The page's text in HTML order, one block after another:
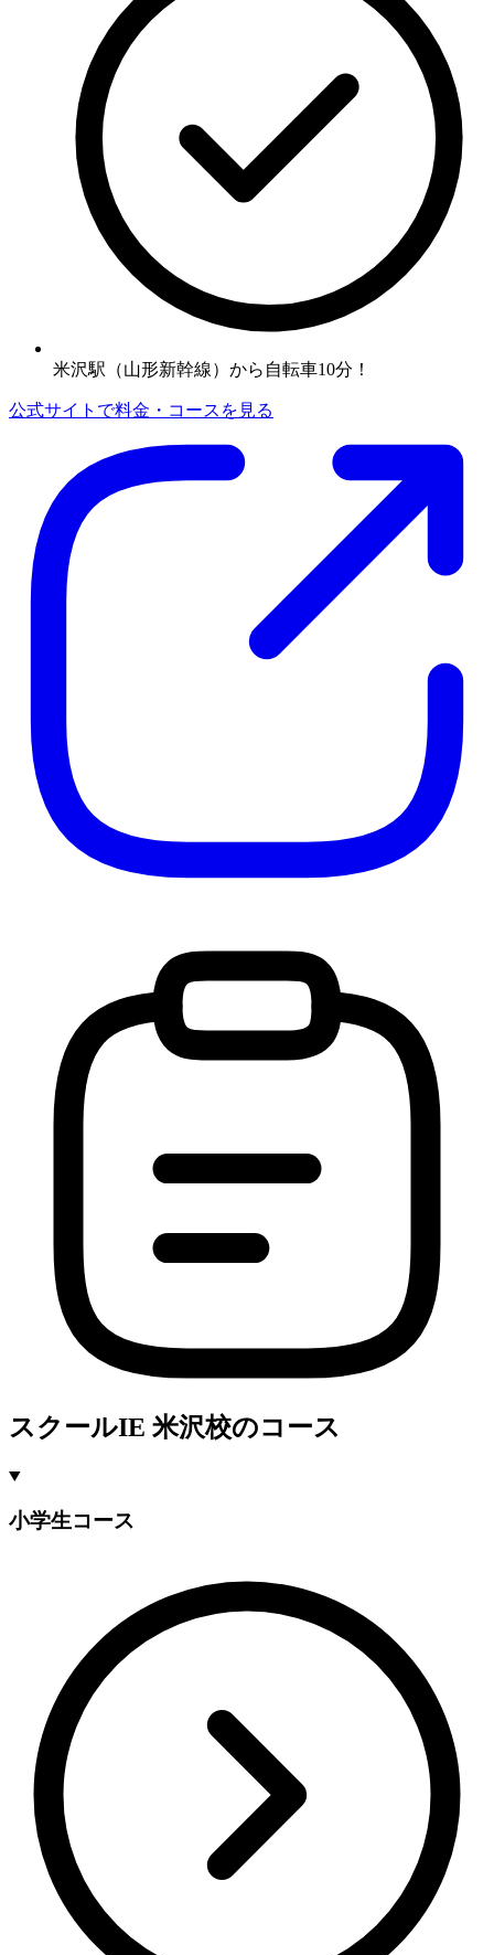
米沢駅（山形新幹線）から自転車10分！
公式サイトで料金・コースを見る
スクールIE 米沢校のコース
小学生コース